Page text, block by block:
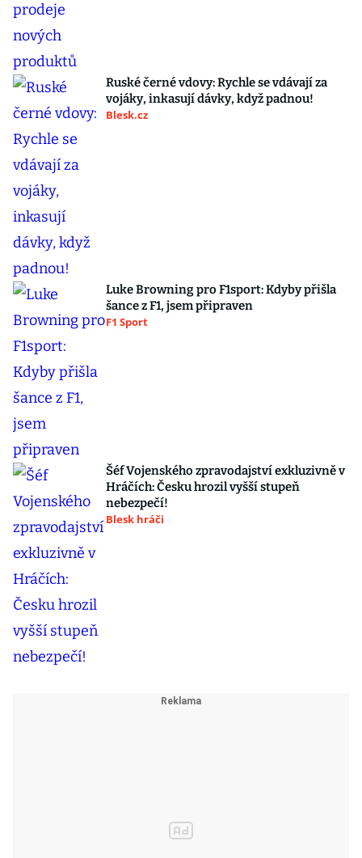
Ruské černé vdovy: Rychle se vdávají za
vojáky, inkasují dávky, když padnou!
Blesk.cz
Luke Browning pro F1sport: Kdyby přišla
šance z F1, jsem připraven
F1 Sport
Šéf Vojenského zpravodajství exkluzivně v
Hráčích: Česku hrozil vyšší stupeň
nebezpečí!
Blesk hráči